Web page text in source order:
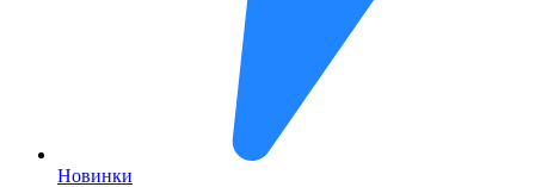
Новинки